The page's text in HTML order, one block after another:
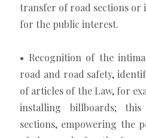
transfer of road sections or
for the public interest.
• Recognition of the
road and road safety,
of articles of the Law, for
installing billboards;
sections, empowering the